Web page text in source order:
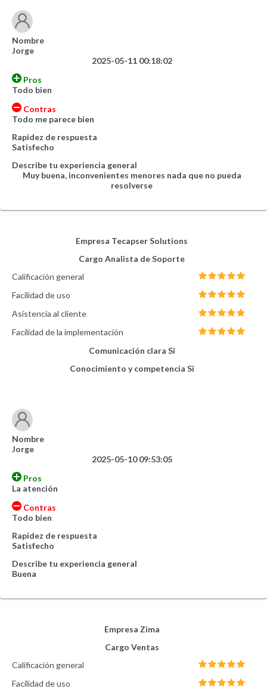
Nombre
Jorge
2025-05-11 00:18:02
Pros
Todo bien
Contras
Todo me parece bien
Rapidez de respuesta
Satisfecho
Describe tu experiencia general
Muy buena, inconvenientes menores nada que no pueda
resolverse
Empresa Tecapser Solutions
Cargo Analista de Soporte
Calificación general
Facilidad de uso
Asistencia al cliente
Facilidad de la implementación
Comunicación clara Si
Conocimiento y competencia Si
Nombre
Jorge
2025-05-10 09:53:05
Pros
La atención
Contras
Todo bien
Rapidez de respuesta
Satisfecho
Describe tu experiencia general
Buena
Empresa Zima
Cargo Ventas
Calificación general
Facilidad de uso